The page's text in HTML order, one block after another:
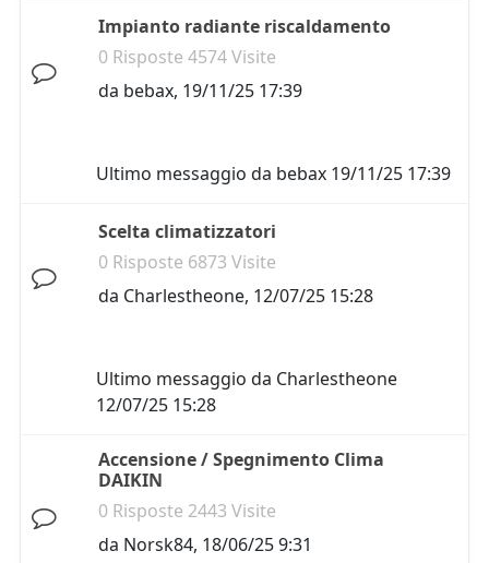
Impianto radiante riscaldamento
0 Risposte 4574 Visite
da bebax, 19/11/25 17:39
Ultimo messaggio da bebax 19/11/25 17:39
Scelta climatizzatori
0 Risposte 6873 Visite
da Charlestheone, 12/07/25 15:28
Ultimo messaggio da Charlestheone
12/07/25 15:28
Accensione / Spegnimento Clima
DAIKIN
0 Risposte 2443 Visite
da Norsk84, 18/06/25 9:31